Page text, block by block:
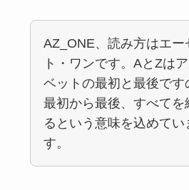
AZ_ONE、読み方はエー
ト・ワンです。AとZは
ベットの最初と最後です
最初から最後、すべてを
るという意味を込めてい
す。